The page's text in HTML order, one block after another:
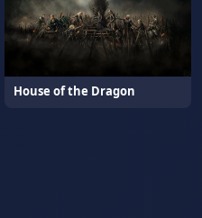
House of the Dragon